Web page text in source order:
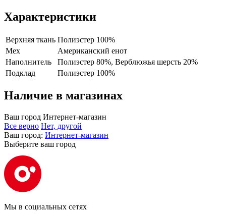
Характеристики
Верхняя ткань Полиэстер 100%
Мех
Американский енот
Наполнитель
Полиэстер 80%, Верблюжья шерсть 20%
Подклад
Полиэстер 100%
Наличие в магазинах
Ваш город Интернет-магазин
Все верно Нет, другой
Ваш город: Интернет-магазин
Выберите ваш город
Мы в социальных сетях